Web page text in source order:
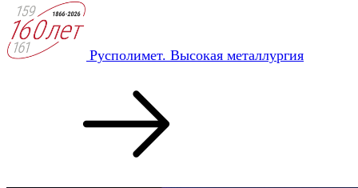
Русполимет. Высокая металлургия